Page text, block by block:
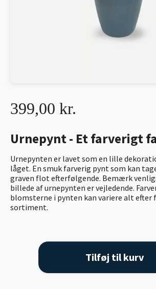
Urnepynt - Et farverigt
Urnepynten er lavet som en lille
låget. En smuk farverig pynt som kan
graven flot efterfølgende. Bemærk
billede af urnepynten er vejledende.
blomsterne i pynten kan variere alt efter
sortiment.
399,00 kr.
Tilføj til kurv